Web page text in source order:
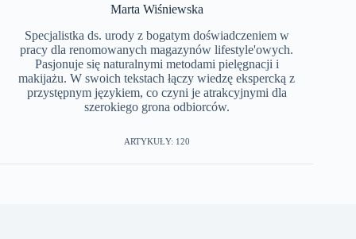
Marta Wiśniewska
Specjalistka ds. urody z bogatym doświadczeniem w
pracy dla renomowanych magazynów lifestyle'owych.
Pasjonuje się naturalnymi metodami pielęgnacji i
makijażu. W swoich tekstach łączy wiedzę ekspercką z
przystępnym językiem, co czyni je atrakcyjnymi dla
szerokiego grona odbiorców.
ARTYKUŁY: 120